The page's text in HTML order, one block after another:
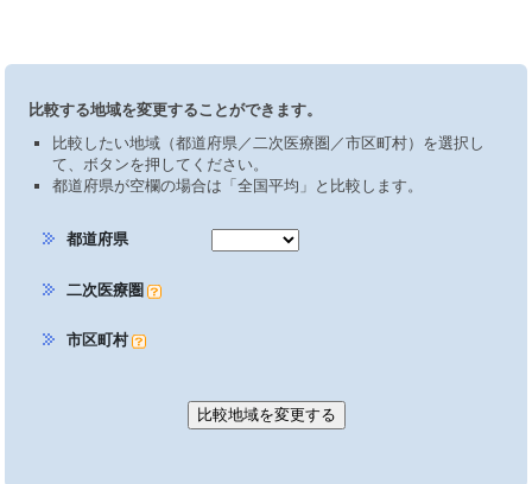
比較する地域を変更することができます。
比較したい地域（都道府県／二次医療圏／市区町村）を選択し
て、ボタンを押してください。
都道府県が空欄の場合は「全国平均」と比較します。
都道府県
二次医療圏
市区町村